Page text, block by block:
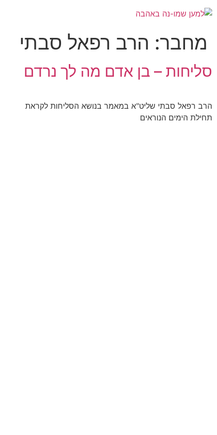
מחבר: הרב רפאל סבתי
סליחות – בן אדם מה לך נרדם
הרב רפאל סבתי שליט"א במאמר בנושא הסליחות לקראת
תחילת הימים הנוראים